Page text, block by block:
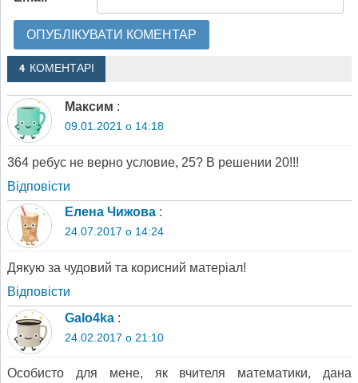
4 КОМЕНТАРІ
Максим :
09.01.2021 о 14:18
364 ребус не верно условие, 25? В решении 20!!!
Відповіcти
Елена Чижова :
24.07.2017 о 14:24
Дякую за чудовий та корисний матеріал!
Відповіcти
Galo4ka :
24.02.2017 о 21:10
Особисто для мене, як вчителя математики, дана